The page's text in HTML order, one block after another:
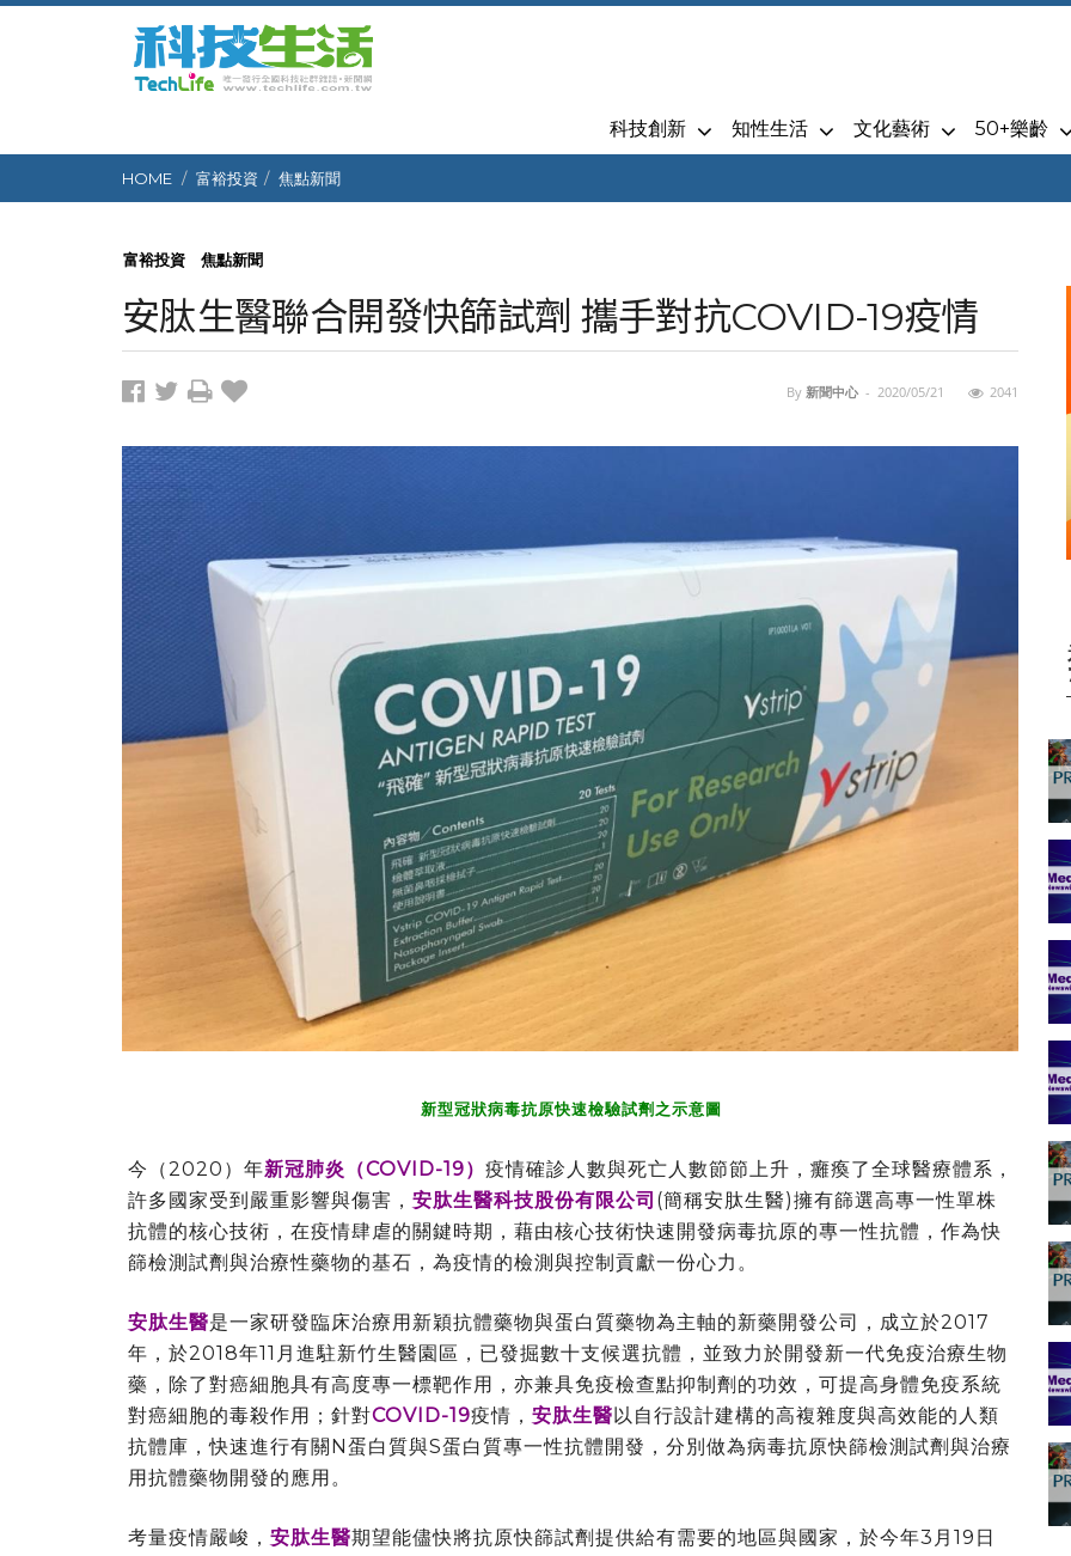
科技創新 知性生活 文化藝術 50+樂齡
HOME 富裕投資 焦點新聞
富裕投資 焦點新聞
安肽生醫聯合開發快篩試劑 攜手對抗COVID-19疫情
By 新聞中心 - 2020/05/21 2041
新型冠狀病毒抗原快速檢驗試劑之示意圖
今（2020）年新冠肺炎（COVID-19） 疫情確診人數與死亡人數節節上升，癱瘓了全球醫療體系，
許多國家受到嚴重影響與傷害， 安肽生醫科技股份有限公司 (簡稱安肽生醫)擁有篩選高專一性單株
抗體的核心技術，在疫情肆虐的關鍵時期，藉由核心技術快速開發病毒抗原的專一性抗體，作為快
篩檢測試劑與治療性藥物的基石，為疫情的檢測與控制貢獻一份心力。
安肽生醫是一家研發臨床治療用新穎抗體藥物與蛋白質藥物為主軸的新藥開發公司，成立於2017
年，於2018年11月進駐新竹生醫園區，已發掘數十支候選抗體，並致力於開發新一代免疫治療生物
藥，除了對癌細胞具有高度專一標靶作用，亦兼具免疫檢查點抑制劑的功效，可提高身體免疫系統
對癌細胞的毒殺作用；針對COVID-19疫情， 安肽生醫以自行設計建構的高複雜度與高效能的人類
抗體庫，快速進行有關N蛋白質與S蛋白質專一性抗體開發，分別做為病毒抗原快篩檢測試劑與治療
用抗體藥物開發的應用。
考量疫情嚴峻， 安肽生醫期望能儘快將抗原快篩試劑提供給有需要的地區與國家，於今年3月19日